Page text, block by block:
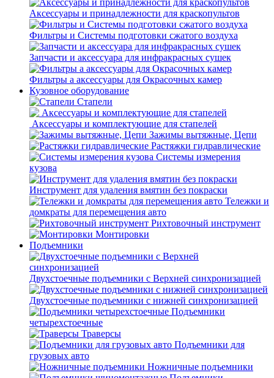
Аксессуары и принадлежности для краскопультов
Фильтры и Системы подготовки сжатого воздуха
Запчасти и аксессуара для инфракрасных сушек
Фильтры а аксессуары для Окрасочных камер
Кузовное оборудование
Стапели
Аксессуары и комплектующие для стапелей
Зажимы вытяжные, Цепи
Растяжки гидравлические
Системы измерения
кузова
Инструмент для удаления вмятин без покраски
Тележки и
домкраты для перемещения авто
Рихтовочный инструмент
Монтировки
Подъемники
Двухстоечные подъемники с Верхней синхронизацией
Двухстоечные подъемники с нижней синхронизацией
Подъемники
четырехстоечные
Траверсы
Подъемники для
грузовых авто
Ножничные подъемники